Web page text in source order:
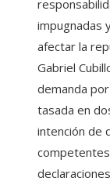
impugnadas
afectar la
Gabriel
demanda
tasada en
intención de